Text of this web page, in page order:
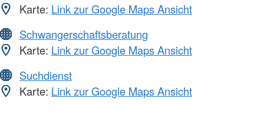
Karte: Link zur Google Maps Ansicht
Schwangerschaftsberatung
Karte: Link zur Google Maps Ansicht
Suchdienst
Karte: Link zur Google Maps Ansicht